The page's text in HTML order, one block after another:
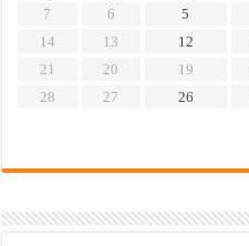
5
6
7
12
13
14
19
20
21
26
27
28